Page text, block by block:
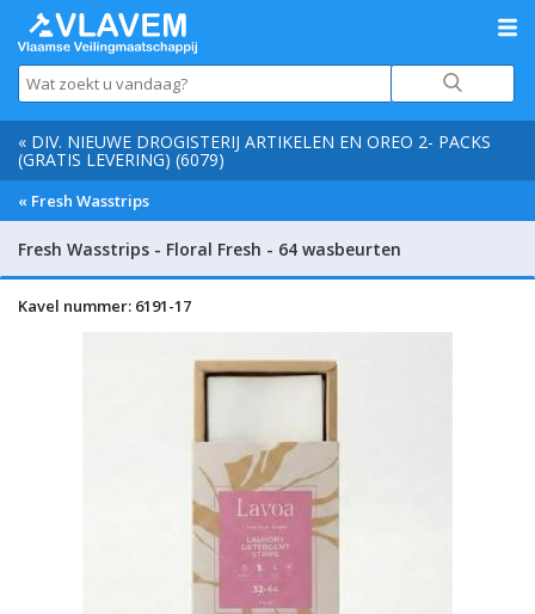
« DIV. NIEUWE DROGISTERIJ ARTIKELEN EN OREO 2- PACKS
(GRATIS LEVERING) (6079)
« Fresh Wasstrips
Fresh Wasstrips - Floral Fresh - 64 wasbeurten
Kavel nummer: 6191-17